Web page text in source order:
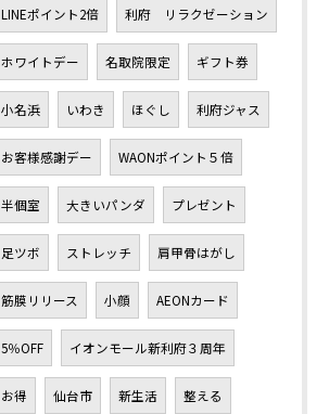
LINEポイント2倍 利府 リラクゼーション
ホワイトデー 名取院限定 ギフト券
小名浜 いわき ほぐし 利府ジャス
お客様感謝デー WAONポイント５倍
半個室 大きいパンダ プレゼント
足ツボ ストレッチ 肩甲骨はがし
筋膜リリース 小顔 AEONカード
5％OFF イオンモール新利府３周年
お得 仙台市 新生活 整える